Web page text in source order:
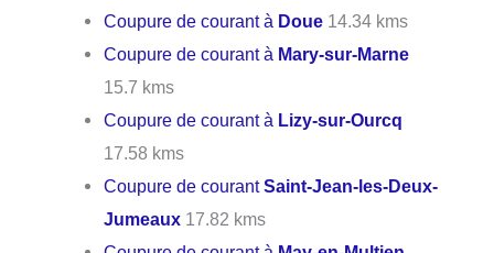
Coupure de courant à Doue 14.34 kms
Coupure de courant à Mary-sur-Marne
15.7 kms
Coupure de courant à Lizy-sur-Ourcq
17.58 kms
Coupure de courantSaint-Jean-les-Deux-
Jumeaux 17.82 kms